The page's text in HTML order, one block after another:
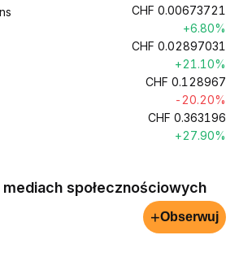
CHF 0.00673721
+6.80%
CHF 0.02897031
+21.10%
CHF 0.128967
-20.20%
CHF 0.363196
+27.90%
społecznościowych
+Obserwuj